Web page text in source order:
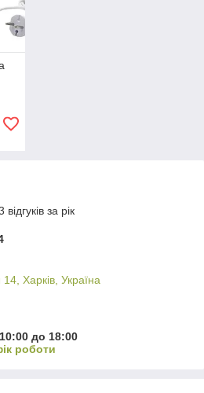
за рік
Харків, Україна
до 18:00
роботи